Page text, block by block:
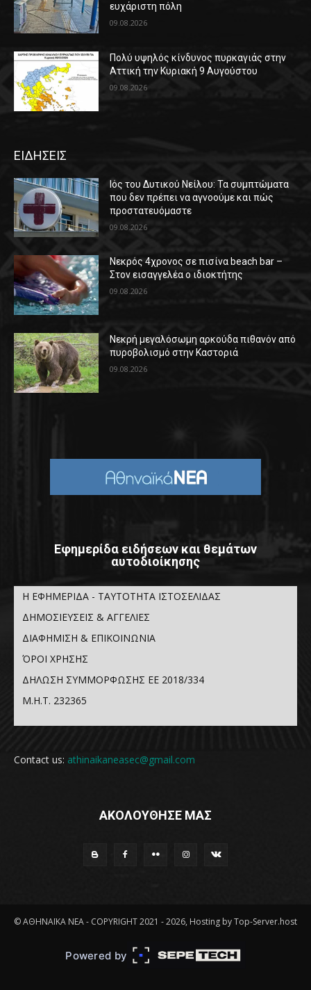
ευχάριστη πόλη
09.08.2026
Πολύ υψηλός κίνδυνος πυρκαγιάς στην
Αττική την Κυριακή 9 Αυγούστου
09.08.2026
ΕΙΔΗΣΕΙΣ
Ιός του Δυτικού Νείλου: Τα συμπτώματα
που δεν πρέπει να αγνοούμε και πώς
προστατευόμαστε
09.08.2026
Νεκρός 4χρονος σε πισίνα beach bar –
Στον εισαγγελέα ο ιδιοκτήτης
09.08.2026
Νεκρή μεγαλόσωμη αρκούδα πιθανόν από
πυροβολισμό στην Καστοριά
09.08.2026
Εφημερίδα ειδήσεων και θεμάτων
αυτοδιοίκησης
Η ΕΦΗΜΕΡΙΔΑ - ΤΑΥΤΟΤΗΤΑ ΙΣΤΟΣΕΛΙΔΑΣ
ΔΗΜΟΣΙΕΥΣΕΙΣ & ΑΓΓΕΛΙΕΣ
ΔΙΑΦΗΜΙΣΗ & ΕΠΙΚΟΙΝΩΝΙΑ
ΌΡΟΙ ΧΡΗΣΗΣ
ΔΗΛΩΣΗ ΣΥΜΜΟΡΦΩΣΗΣ ΕΕ 2018/334
Μ.Η.Τ. 232365
Contact us: athinaikaneasec@gmail.com
ΑΚΟΛΟΥΘΗΣΕ ΜΑΣ
© ΑΘΗΝΑΪΚΑ ΝΕΑ - COPYRIGHT 2021 - 2026, Hosting by Top-Server.host
Powered by